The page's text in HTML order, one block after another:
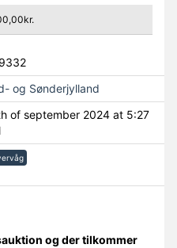
og Sønderjylland
of september 2024 at 5:27
og der tilkommer